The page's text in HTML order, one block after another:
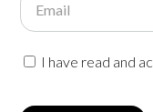
Email
I have read and